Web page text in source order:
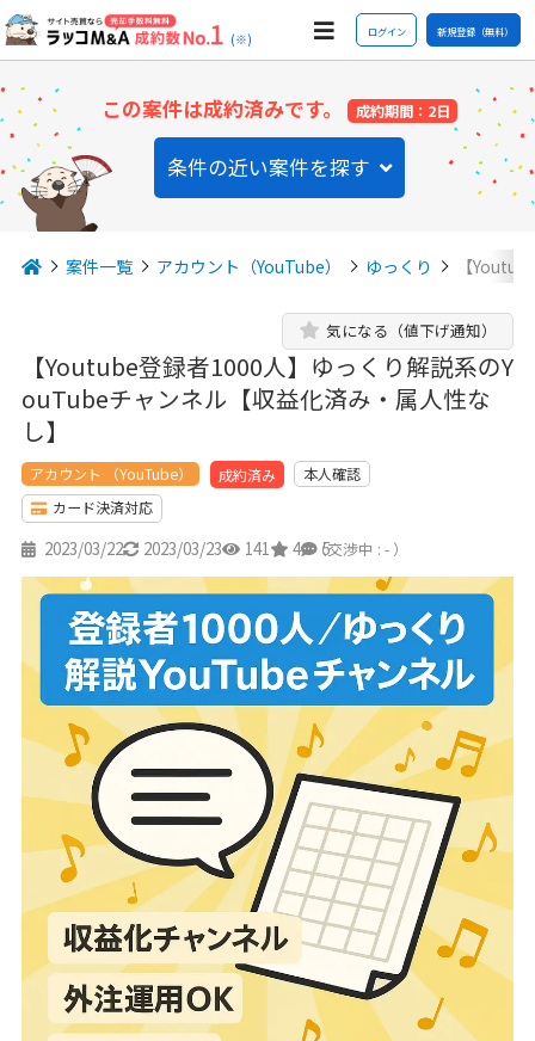
(※) ログイン 新規登録（無料）
この案件は成約済みです。 成約期間：2日
条件の近い案件を探す
案件一覧 アカウント（YouTube） ゆっくり 【
【Youtube登録者1000人】ゆっくり解説系のY
ouTubeチャンネル【収益化済み・属人性な
し】
気になる（値下げ通知）
アカウント （YouTube） 成約済み
本人確認
カード決済対応
2023/03/22 2023/03/23 141 4 5
（交渉中 : - ）